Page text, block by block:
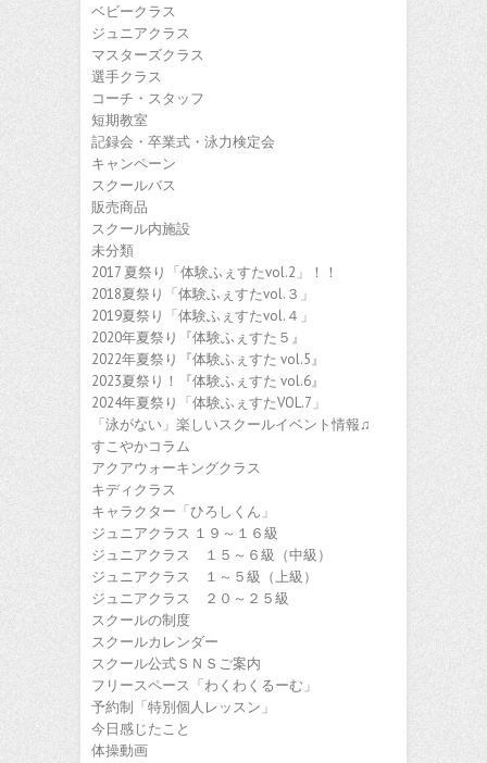
ベビークラス
ジュニアクラス
マスターズクラス
選手クラス
コーチ・スタッフ
短期教室
記録会・卒業式・泳力検定会
キャンペーン
スクールバス
販売商品
スクール内施設
未分類
2017 夏祭り「体験ふぇすたvol.2」！！
2018夏祭り「体験ふぇすたvol.３」
2019夏祭り「体験ふぇすたvol.４」
2020年夏祭り『体験ふぇすた５』
2022年夏祭り『体験ふぇすた vol.5』
2023夏祭り！『体験ふぇすた vol.6』
2024年夏祭り「体験ふぇすたVOL.7」
「泳がない」楽しいスクールイベント情報♫
すこやかコラム
アクアウォーキングクラス
キディクラス
キャラクター「ひろしくん」
ジュニアクラス １９～１６級
ジュニアクラス １５～６級（中級）
ジュニアクラス １～５級（上級）
ジュニアクラス ２０～２５級
スクールの制度
スクールカレンダー
スクール公式ＳＮＳご案内
フリースペース「わくわくるーむ」
予約制「特別個人レッスン」
今日感じたこと
体操動画